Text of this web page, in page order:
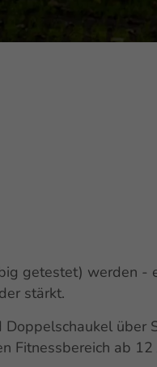
getestet) werden -
stärkt.
über
Fitnessbereich ab